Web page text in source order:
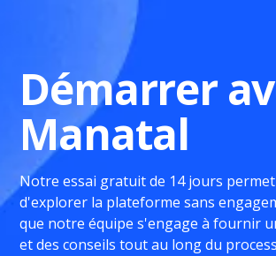
Démarrer
Manatal
Notre essai gratuit de 14 jours permet
d'explorer la plateforme sans
que notre équipe s'engage à fournir
et des conseils tout au long du